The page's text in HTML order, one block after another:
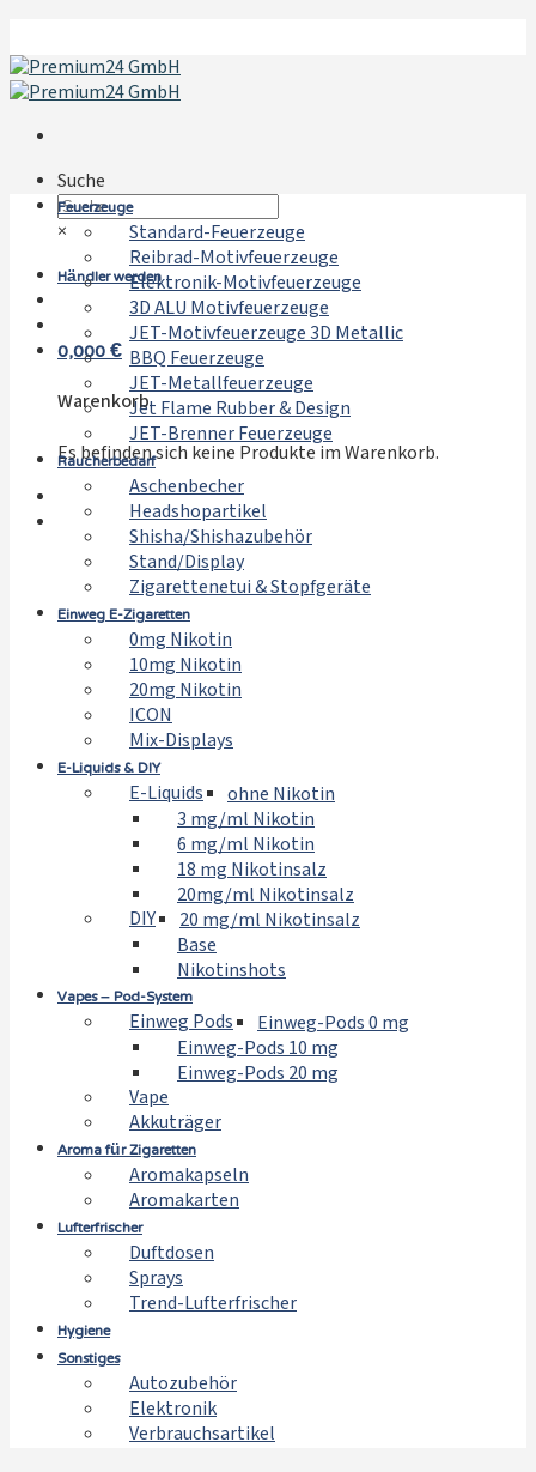
Inhalt
springen
Suche
×
Händler werden
0,000€
Warenkorb
Es befinden sich keine Produkte im Warenkorb.
Feuerzeuge
Standard-Feuerzeuge
Reibrad-Motivfeuerzeuge
Elektronik-Motivfeuerzeuge
3D ALU Motivfeuerzeuge
JET-Motivfeuerzeuge 3D Metallic
BBQ Feuerzeuge
JET-Metallfeuerzeuge
Jet Flame Rubber & Design
JET-Brenner Feuerzeuge
Raucherbedarf
Aschenbecher
Headshopartikel
Shisha/Shishazubehör
Stand/Display
Zigarettenetui & Stopfgeräte
Einweg E-Zigaretten
0mg Nikotin
10mg Nikotin
20mg Nikotin
ICON
Mix-Displays
E-Liquids & DIY
E-Liquids
ohne Nikotin
3 mg/ml Nikotin
6 mg/ml Nikotin
18 mg Nikotinsalz
20mg/ml Nikotinsalz
DIY
20 mg/ml Nikotinsalz
Base
Nikotinshots
Vapes – Pod-System
Einweg Pods
Einweg-Pods 0 mg
Einweg-Pods 10 mg
Einweg-Pods 20 mg
Vape
Akkuträger
Aroma für Zigaretten
Aromakapseln
Aromakarten
Lufterfrischer
Duftdosen
Sprays
Trend-Lufterfrischer
Hygiene
Sonstiges
Autozubehör
Elektronik
Verbrauchsartikel